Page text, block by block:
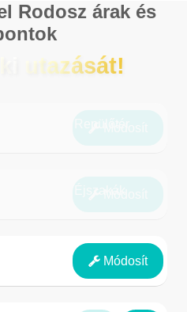
Rodosz árak és
utazását!
Módosít
Ellátás